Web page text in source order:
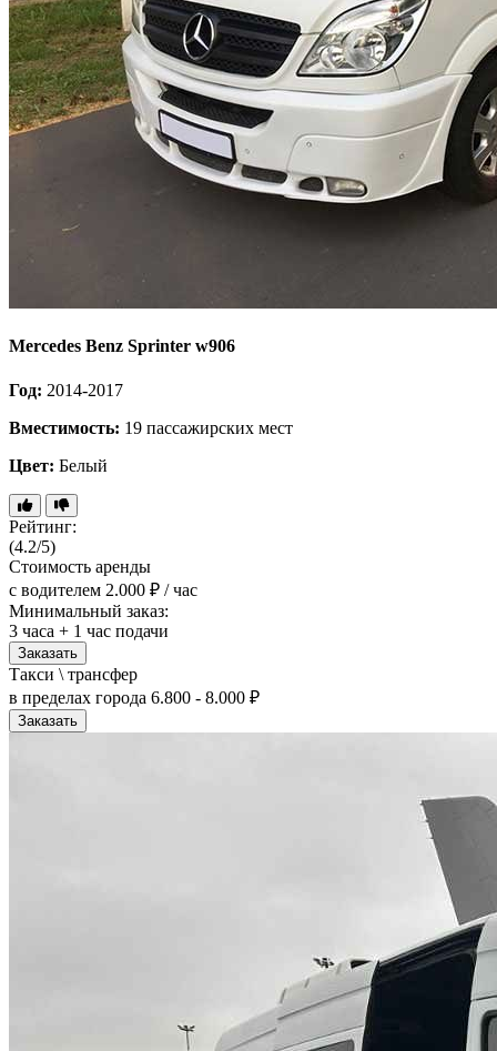
Mercedes Benz Sprinter w906
Год: 2014-2017
Вместимость: 19 пассажирских мест
Цвет: Белый
Рейтинг:
(4.2/5)
Стоимость аренды
с водителем 2.000 ₽ / час
Минимальный заказ:
3 часа + 1 час подачи
Заказать
Такси \ трансфер
в пределах города 6.800 - 8.000 ₽
Заказать